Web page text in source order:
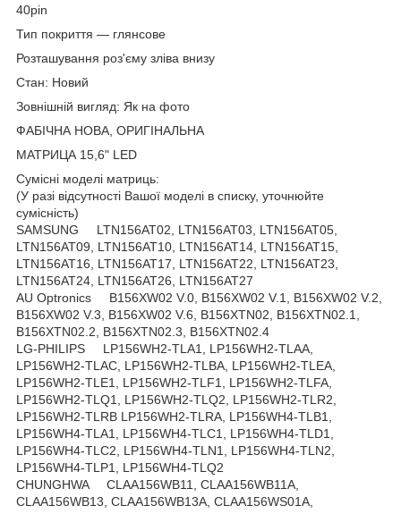
40pin
Тип покриття — глянсове
Розташування роз'єму зліва внизу
Стан: Новий
Зовнішній вигляд: Як на фото
ФАБІЧНА НОВА, ОРИГІНАЛЬНА
МАТРИЦА 15,6" LED
Сумісні моделі матриць:
(У разі відсутності Вашої моделі в списку, уточнюйте
сумісність)
SAMSUNG LTN156AT02, LTN156AT03, LTN156AT05,
LTN156AT09, LTN156AT10, LTN156AT14, LTN156AT15,
LTN156AT16, LTN156AT17, LTN156AT22, LTN156AT23,
LTN156AT24, LTN156AT26, LTN156AT27
AU Optronics B156XW02 V.0, B156XW02 V.1, B156XW02 V.2,
B156XW02 V.3, B156XW02 V.6, B156XTN02, B156XTN02.1,
B156XTN02.2, B156XTN02.3, B156XTN02.4
LG-PHILIPS LP156WH2-TLA1, LP156WH2-TLAA,
LP156WH2-TLAC, LP156WH2-TLBA, LP156WH2-TLEA,
LP156WH2-TLE1, LP156WH2-TLF1, LP156WH2-TLFA,
LP156WH2-TLQ1, LP156WH2-TLQ2, LP156WH2-TLR2,
LP156WH2-TLRB LP156WH2-TLRA, LP156WH4-TLB1,
LP156WH4-TLA1, LP156WH4-TLC1, LP156WH4-TLD1,
LP156WH4-TLC2, LP156WH4-TLN1, LP156WH4-TLN2,
LP156WH4-TLP1, LP156WH4-TLQ2
CHUNGHWA CLAA156WB11, CLAA156WB11A,
CLAA156WB13, CLAA156WB13A, CLAA156WS01A,